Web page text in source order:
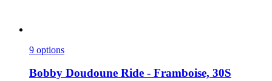
9 options
Bobby Doudoune Ride -​ Framboise, 30S